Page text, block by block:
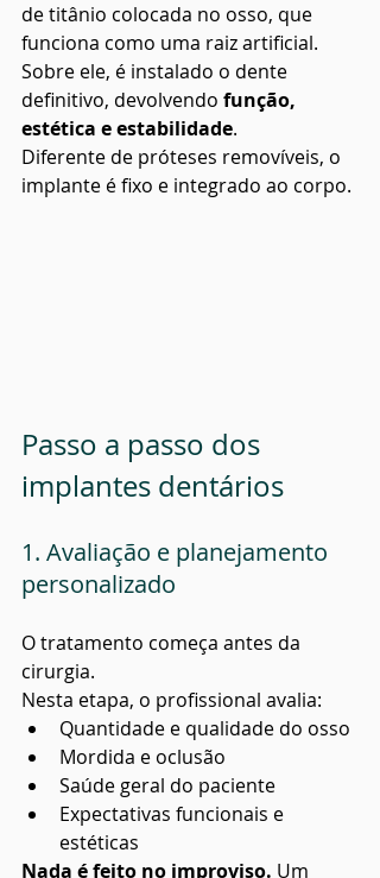
de titânio colocada no osso, que
funciona como uma raiz artificial.
Sobre ele, é instalado o dente
definitivo, devolvendo função,
estética e estabilidade.
Diferente de próteses removíveis, o
implante é fixo e integrado ao corpo.
Passo a passo dos
implantes dentários
1. Avaliação e planejamento
personalizado
O tratamento começa antes da
cirurgia.
Nesta etapa, o profissional avalia:
Quantidade e qualidade do osso
Mordida e oclusão
Saúde geral do paciente
Expectativas funcionais e
estéticas
Nada é feito no improviso. Um